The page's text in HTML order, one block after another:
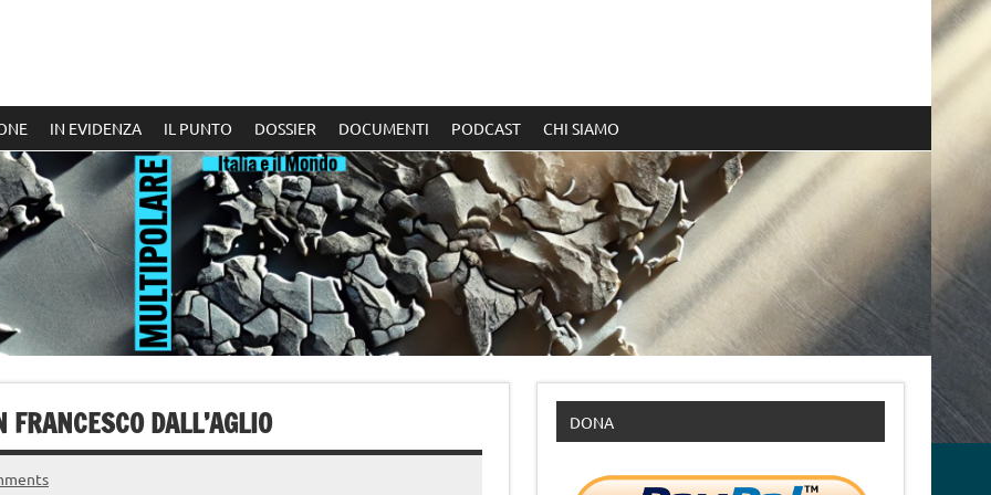
IN EVIDENZA IL PUNTO DOSSIER DOCUMENTI PODCAST CHI SIAMO
DALL’AGLIO DONA